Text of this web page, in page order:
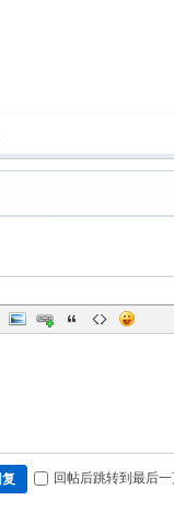
回帖后跳转到最后